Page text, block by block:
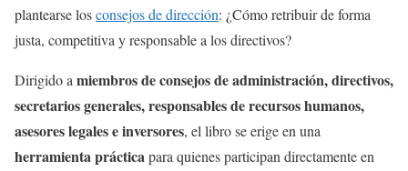
plantearse losconsejos de dirección: ¿Cómo retribuir de forma
justa, competitiva y responsable a los directivos?
Dirigido amiembros de consejos de administración, directivos,
secretarios generales, responsables de recursos humanos,
asesores legales e inversores, el libro se erige en una
herramienta prácticapara quienes participan directamente en